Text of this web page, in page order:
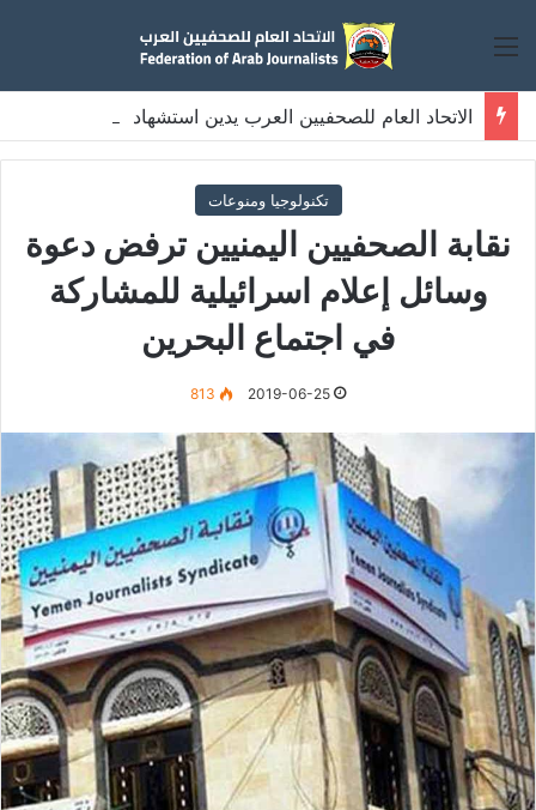
القائمة
الاتحاد العام للصحفيين العرب يدين استشهاد
ثلاثة صحفيين فلسطينيين باستهداف إسرائيلي وسط قطاع غزة
تكنولوجيا ومنوعات
نقابة الصحفيين اليمنيين ترفض دعوة
وسائل إعلام اسرائيلية للمشاركة
في اجتماع البحرين
2019-06-25
813